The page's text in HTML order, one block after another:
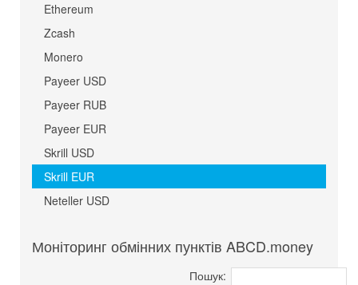
Ethereum
Zcash
Monero
Payeer USD
Payeer RUB
Payeer EUR
Skrill USD
Skrill EUR
Neteller USD
Моніторинг обмінних пунктів ABCD.money
Пошук: